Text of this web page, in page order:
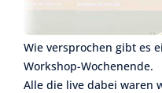
Wie versprochen gibt es
Workshop-Wochenende.
Alle die live dabei waren